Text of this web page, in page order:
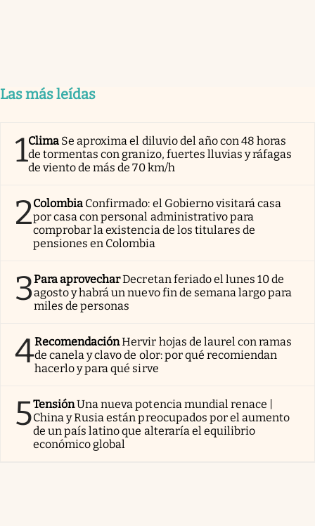
Las más leídas
1Clima Se aproxima el diluvio del año con 48 horas
de tormentas con granizo, fuertes lluvias y ráfagas
de viento de más de 70 km/h
2Colombia Confirmado: el Gobierno visitará casa
por casa con personal administrativo para
comprobar la existencia de los titulares de
pensiones en Colombia
3Para aprovecharDecretan feriado el lunes 10 de
agosto y habrá un nuevo fin de semana largo para
miles de personas
4RecomendaciónHervir hojas de laurel con ramas
de canela y clavo de olor: por qué recomiendan
hacerlo y para qué sirve
5TensiónUna nueva potencia mundial renace |
China y Rusia están preocupados por el aumento
de un país latino que alteraría el equilibrio
económico global